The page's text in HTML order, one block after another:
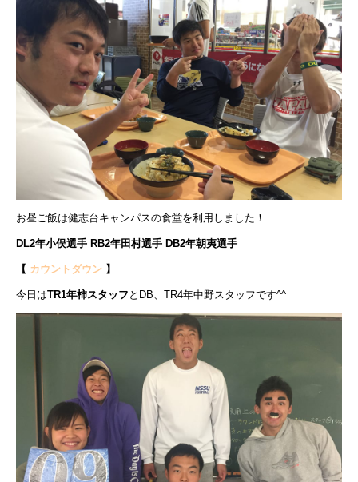
お昼ご飯は健志台キャンパスの食堂を利用しました！
DL2年小俣選手 RB2年田村選手 DB2年朝夷選手
【 カウントダウン 】
今日はTR1年柿スタッフ とDB、TR4年中野スタッフです^^